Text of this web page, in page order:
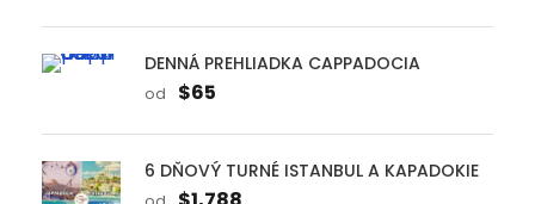
DENNÁ PREHLIADKA CAPPADOCIA
od $65
6 DŇOVÝ TURNÉ ISTANBUL A KAPADOKIE